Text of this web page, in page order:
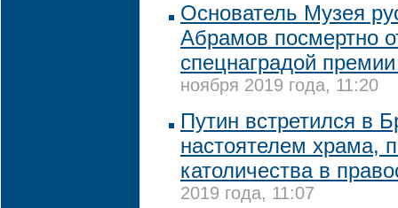
Основатель Музея
Абрамов посмертно
спецнаградой
ноября 2019 года, 11:20
Путин встретился в
настоятелем храма,
католичества в
2019 года, 11:07